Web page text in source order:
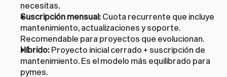
necesitas.
Suscripción mensual: Cuota recurrente que incluye
mantenimiento, actualizaciones y soporte.
Recomendable para proyectos que evolucionan.
Híbrido: Proyecto inicial cerrado + suscripción de
mantenimiento. Es el modelo más equilibrado para
pymes.